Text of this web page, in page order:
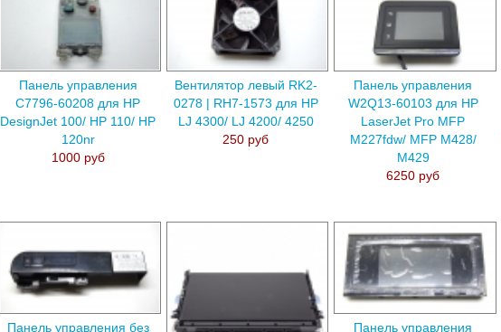
Панель управления
C7796-60208 для HP
DesignJet 100/ HP 110/ HP
120nr
1000 руб
Вентилятор левый RK2-
0278 | RH7-1573 для HP
LJ 4300/ LJ 4200/ 4250
250 руб
Панель управления
W2Q13-60103 для HP
LaserJet Pro MFP
M227fdw/ MFP M428/
M429
6250 руб
Панель управления без Панель управления